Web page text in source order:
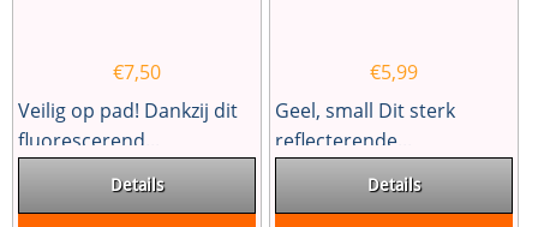
€7,50
Veilig op pad! Dankzij dit
fluorescerend...
Details
€5,99
Geel, small Dit sterk
reflecterende...
Details